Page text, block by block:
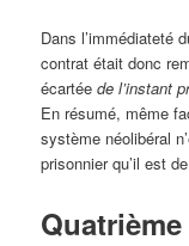
Dans l’immédiateté
contrat était donc
écartéede l’instant
En résumé, même
système néolibéral
prisonnier qu’il est